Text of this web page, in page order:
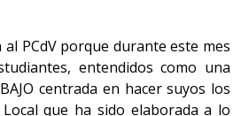
al PCdV porque durante este mes
entendidos como una
centrada en hacer suyos los
que ha sido elaborada a lo